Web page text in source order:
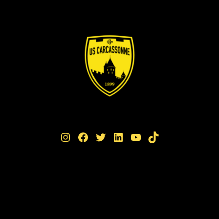
Instagram Facebook Twitter LinkedIn YouTube TikTok